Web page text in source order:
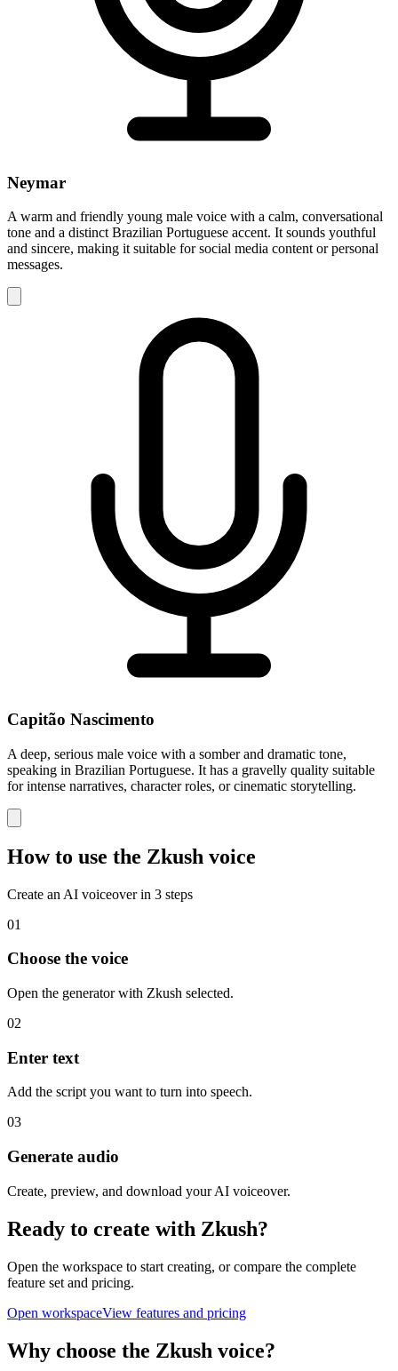
Neymar
A warm and friendly young male voice with a calm, conversational
tone and a distinct Brazilian Portuguese accent. It sounds youthful
and sincere, making it suitable for social media content or personal
messages.
Capitão Nascimento
A deep, serious male voice with a somber and dramatic tone,
speaking in Brazilian Portuguese. It has a gravelly quality suitable
for intense narratives, character roles, or cinematic storytelling.
How to use the Zkush voice
Create an AI voiceover in 3 steps
01
Choose the voice
Open the generator with Zkush selected.
02
Enter text
Add the script you want to turn into speech.
03
Generate audio
Create, preview, and download your AI voiceover.
Ready to create with Zkush?
Open the workspace to start creating, or compare the complete
feature set and pricing.
Open workspaceView features and pricing
Why choose the Zkush voice?